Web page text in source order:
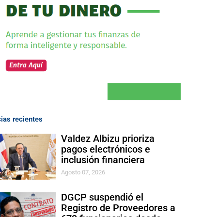
recientes
Valdez Albizu prioriza
pagos electrónicos e
inclusión financiera
Agosto 07, 2026
DGCP suspendió el
Registro de Proveedores a